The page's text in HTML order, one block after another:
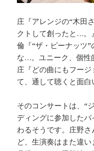
庄『アレンジの“木田
クトして創ったと…。』
倫『“ザ・ピーナッツ
な…。ユニーク、個性
庄『どの曲にもフー
て、通して聴くと面白
そのコンサートは、“
ディングに参加した
わるそうです。庄野
ど、生演奏はまた違